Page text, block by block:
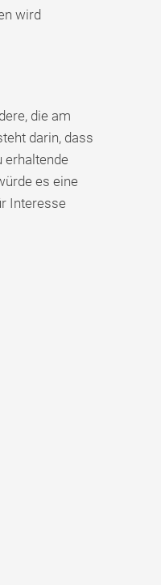
wird
die am
darin, dass
erhaltende
es eine
Interesse